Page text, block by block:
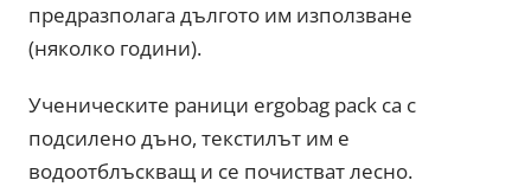
предразполага дългото им използване
(няколко години).
Ученическите раници ergobag pack са с
подсилено дъно, текстилът им е
водоотблъскващ и се почистват лесно.